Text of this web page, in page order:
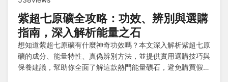
紫超七原礦全攻略：功效、辨別與選購
指南，深入解析能量之石
想知道紫超七原礦有什麼神奇功效嗎？本文深入解析紫超七原
礦的成分、能量特性、真偽辨別方法，並提供實用選購技巧與
保養建議，幫助你全面了解這款熱門能量礦石，避免購買假貨